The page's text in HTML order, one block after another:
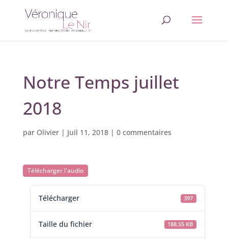
Notre Temps juillet
2018
par Olivier| Juil 11, 2018| 0 commentaires
Télécharger l'audio
Télécharger 397
Taille du fichier 188.55 KB